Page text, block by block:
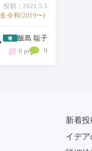
投稿：2021.5.5
:令和(2019〜)
飯島 聡子
0 pt 0
新着
イデア